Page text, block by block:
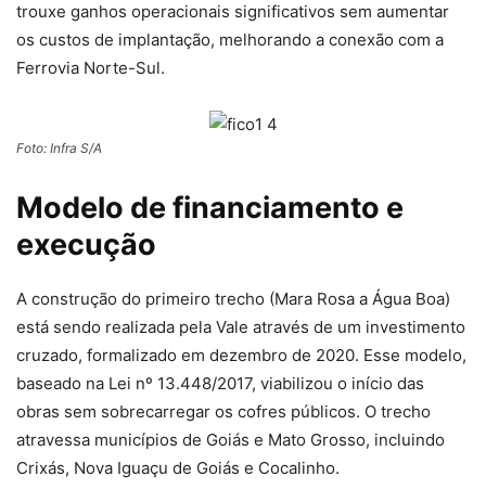
trouxe ganhos operacionais significativos sem aumentar
os custos de implantação, melhorando a conexão com a
Ferrovia Norte-Sul.
Foto: Infra S/A
Modelo de financiamento e
execução
A construção do primeiro trecho (Mara Rosa a Água Boa)
está sendo realizada pela Vale através de um investimento
cruzado, formalizado em dezembro de 2020. Esse modelo,
baseado na Lei nº 13.448/2017, viabilizou o início das
obras sem sobrecarregar os cofres públicos. O trecho
atravessa municípios de Goiás e Mato Grosso, incluindo
Crixás, Nova Iguaçu de Goiás e Cocalinho.